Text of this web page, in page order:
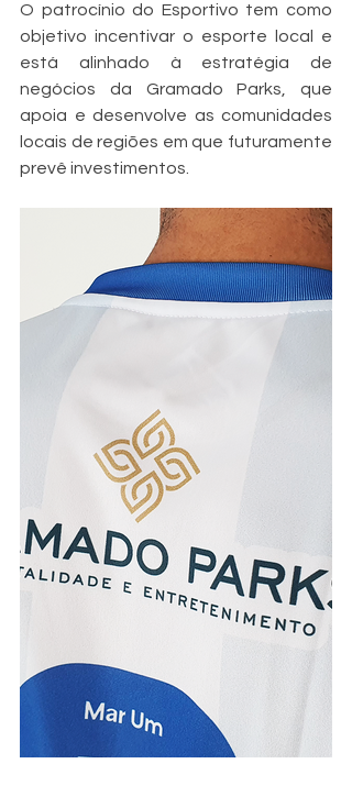
O patrocínio do Esportivo tem como
objetivo incentivar o esporte local e
está alinhado à estratégia de
negócios da Gramado Parks, que
apoia e desenvolve as comunidades
locais de regiões em que futuramente
prevê investimentos.